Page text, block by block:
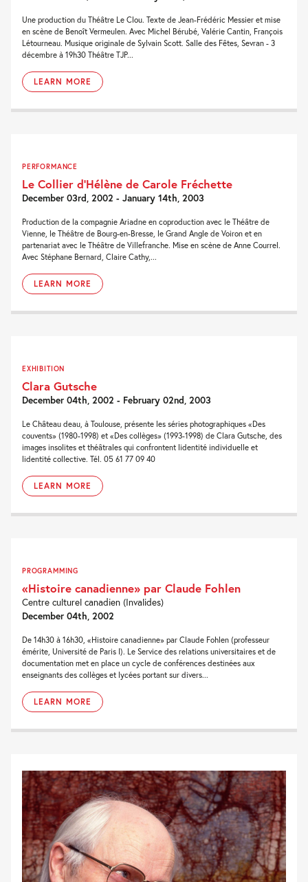
Une production du Théâtre Le Clou. Texte de Jean-Frédéric Messier et mise
en scène de Benoît Vermeulen. Avec Michel Bérubé, Valérie Cantin, François
Létourneau. Musique originale de Sylvain Scott. Salle des Fêtes, Sevran - 3
décembre à 19h30 Théâtre TJP...
LEARN MORE
PERFORMANCE
Le Collier d’Hélène de Carole Fréchette
December 03rd, 2002 - January 14th, 2003
Production de la compagnie Ariadne en coproduction avec le Théâtre de
Vienne, le Théâtre de Bourg-en-Bresse, le Grand Angle de Voiron et en
partenariat avec le Théâtre de Villefranche. Mise en scène de Anne Courrel.
Avec Stéphane Bernard, Claire Cathy,...
LEARN MORE
EXHIBITION
Clara Gutsche
December 04th, 2002 - February 02nd, 2003
Le Château deau, à Toulouse, présente les séries photographiques «Des
couvents» (1980-1998) et «Des collèges» (1993-1998) de Clara Gutsche, des
images insolites et théâtrales qui confrontent lidentité individuelle et
lidentité collective. Tél. 05 61 77 09 40
LEARN MORE
PROGRAMMING
«Histoire canadienne» par Claude Fohlen
Centre culturel canadien (Invalides)
December 04th, 2002
De 14h30 à 16h30, «Histoire canadienne» par Claude Fohlen (professeur
émérite, Université de Paris I). Le Service des relations universitaires et de
documentation met en place un cycle de conférences destinées aux
enseignants des collèges et lycées portant sur divers...
LEARN MORE